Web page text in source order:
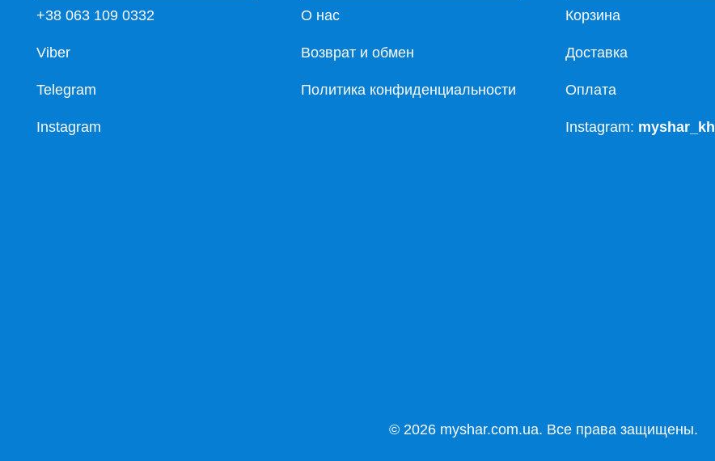
+38 063 109 0332
Viber
Telegram
Instagram
О нас
Возврат и обмен
Политика конфиденциальности
Корзина
Доставка
Оплата
Instagram: myshar_kh
© 2026 myshar.com.ua. Все права защищены.